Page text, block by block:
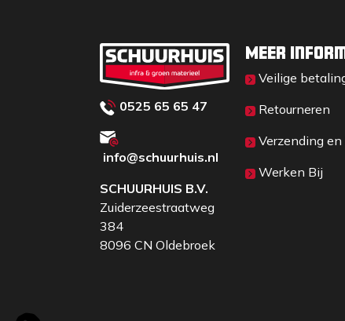
0525 65 65 47
info@schuurhuis.nl
SCHUURHUIS B.V.
Zuiderzeestraatweg
384
8096 CN Oldebroek
Meer
Veilige
Retourneren
Verzending
Werken Bij